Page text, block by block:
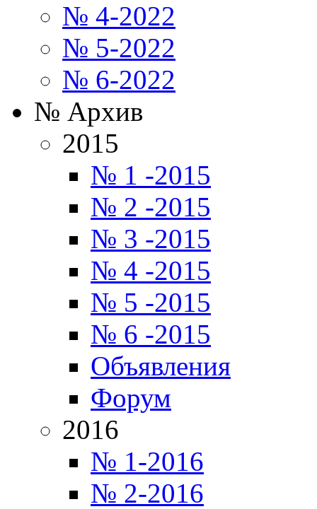
№ 4-2022
№ 5-2022
№ 6-2022
№ Архив
2015
№ 1 -2015
№ 2 -2015
№ 3 -2015
№ 4 -2015
№ 5 -2015
№ 6 -2015
Объявления
Форум
2016
№ 1-2016
№ 2-2016